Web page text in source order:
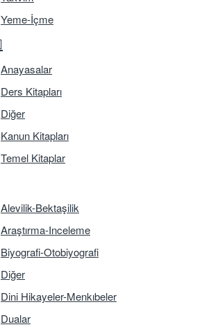
Yeme-İçme
Anayasalar
Ders Kitapları
Diğer
Kanun Kitapları
Temel Kitaplar
Alevilik-Bektaşilik
Araştırma-Inceleme
Biyografi-Otobiyografi
Diğer
Dini Hikayeler-Menkıbeler
Dualar